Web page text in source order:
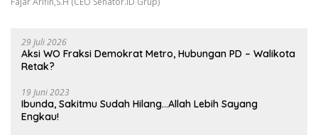
29 Juli 2026
Aksi WO Fraksi Demokrat Metro, Hubungan PD – Walikota
Retak?
19 Juni 2023
Ibunda, Sakitmu Sudah Hilang…Allah Lebih Sayang
Engkau!